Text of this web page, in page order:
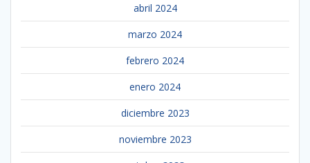
abril 2024
marzo 2024
febrero 2024
enero 2024
diciembre 2023
noviembre 2023